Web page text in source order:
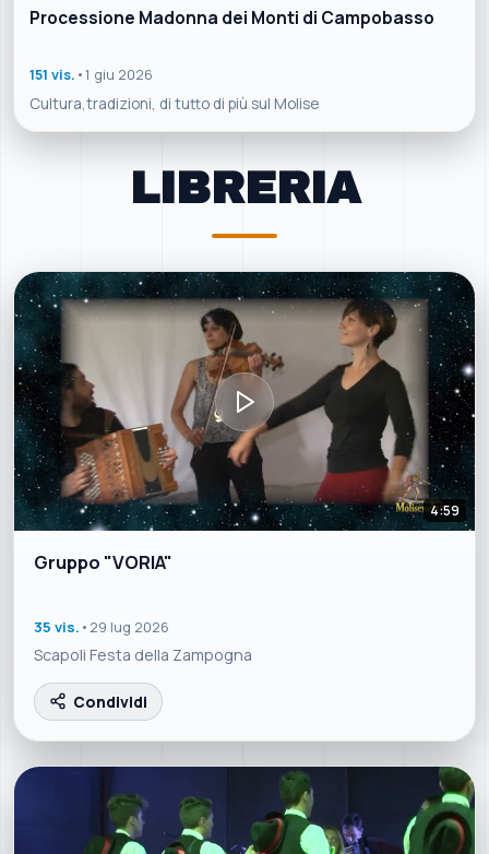
Processione Madonna dei Monti di Campobasso
151 vis. •1 giu 2026
Cultura,tradizioni, di tutto di più sul Molise
LIBRERIA
4:59
Gruppo "VORIA"
35 vis. • 29 lug 2026
Scapoli Festa della Zampogna
Condividi